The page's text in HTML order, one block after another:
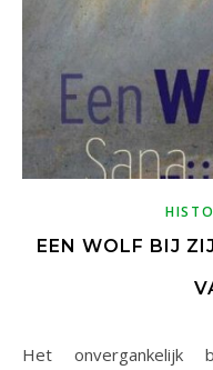
EEN WOLF BIJ
Het onvergankelijk bestel kent vier elementaire